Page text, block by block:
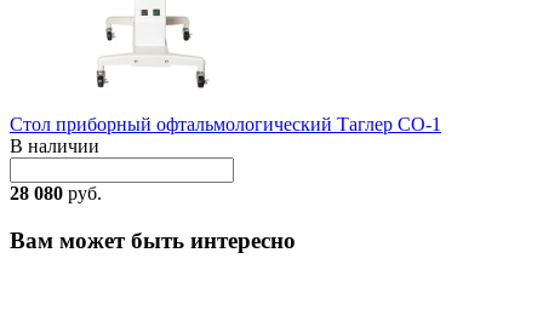
Стол приборный офтальмологический Таглер СО-1
В наличии
28 080 руб.
Вам может быть интересно